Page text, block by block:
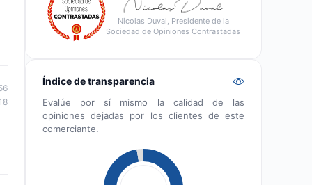
Nicolas Duval, Presidente de la
Sociedad de Opiniones Contrastadas
Índice de transparencia
Evalúe por sí mismo la calidad de las
opiniones dejadas por los clientes de este
comerciante.